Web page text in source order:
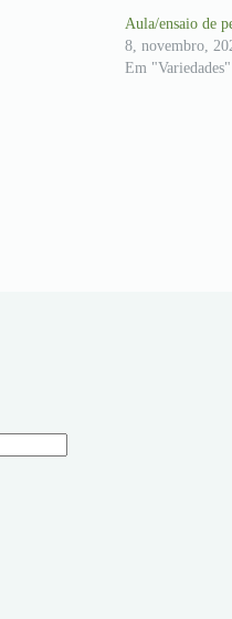
Aula/ensaio de
8, novembro,
Em "Variedades"